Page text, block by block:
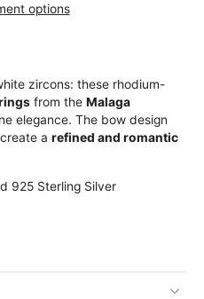
options
zircons: these rhodium-
from the Malaga
elegance. The bow design
a refined and romantic
925 Sterling Silver